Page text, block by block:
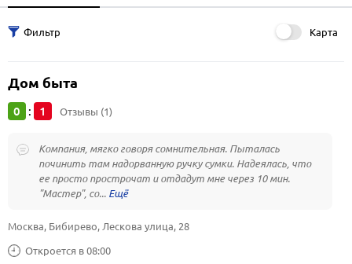
Карта
Дом быта
0 : 1 Отзывы (1)
Компания, мягко говоря сомнительная. Пыталась
починить там надорванную ручку сумки. Надеялась, что
ее просто прострочат и отдадут мне через 10 мин.
"Мастер", со...
Откроется в 08:00
Москва, Бибирево, Лескова улица, 28